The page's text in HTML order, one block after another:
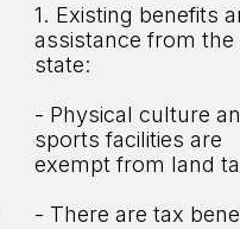
1. Existing benefits
assistance from the
state:
- Physical culture
sports facilities are
exempt from land
- There are tax